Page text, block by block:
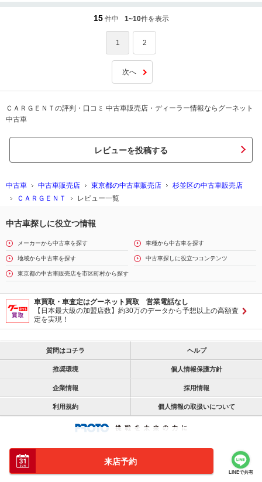
来店予約
LINEで共有
15 件中 1~10件を表示
1 2
次へ
ＣＡＲＧＥＮＴの評判・口コミ 中古車販売店・ディーラー情報ならグーネット
中古車
レビューを投稿する
中古車 中古車販売店 東京都の中古車販売店
杉並区の中古車販売店
ＣＡＲＧＥＮＴ
レビュー一覧
中古車探しに役立つ情報
メーカーから中古車を探す 車種から中古車を探す
地域から中古車を探す 中古車探しに役立つコンテンツ
東京都の中古車販売店を市区町村から探す
車買取・車査定はグーネット買取 営業電話なし
【日本最大級の加盟店数】約30万のデータから予想以上の高額査
定を実現！
質問はコチラ ヘルプ
推奨環境 個人情報保護方針
企業情報 採用情報
利用規約 個人情報の取扱いについて